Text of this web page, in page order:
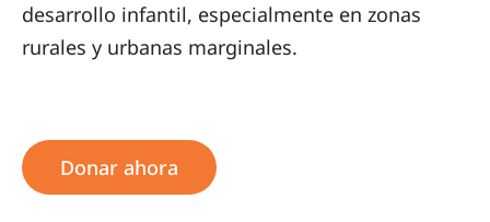
desarrollo infantil, especialmente en zonas
rurales y urbanas marginales.
Donar ahora